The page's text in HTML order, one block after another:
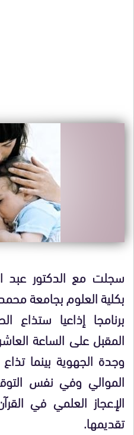
سجلت مع الدكتور عبد
بكلية العلوم بجامعة
برنامجا إذاعيا ستذاع
المقبل على الساعة
وجدة الجهوية بينما تذاع
الموالي وفي نفس
الإعجاز العلمي في
تقديمها.